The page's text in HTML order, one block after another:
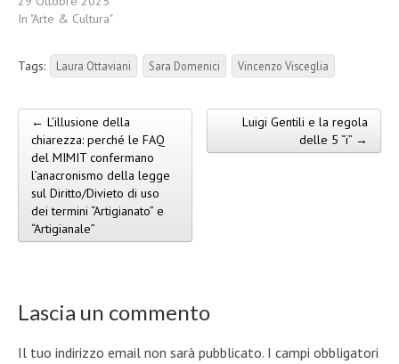
In "Arte & Cultura"
Tags: Laura Ottaviani Sara Domenici Vincenzo Visceglia
Post navigation
← L’illusione della
chiarezza: perché le FAQ
del MIMIT confermano
l’anacronismo della legge
sul Diritto/Divieto di uso
dei termini “Artigianato” e
“Artigianale”
Luigi Gentili e la regola
delle 5 “i” →
Lascia un commento
Il tuo indirizzo email non sarà pubblicato. I campi obbligatori